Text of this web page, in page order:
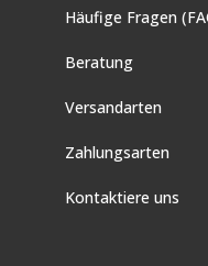
Häufige Fragen
Beratung
Versandarten
Zahlungsarten
Kontaktiere uns